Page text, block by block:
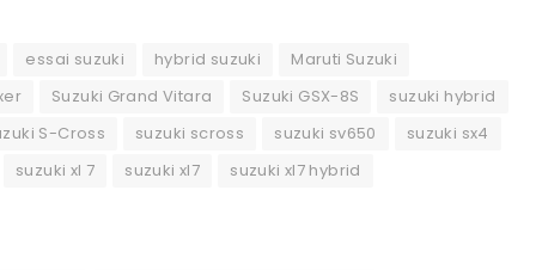
essai suzuki hybrid suzuki
Maruti Suzuki
Suzuki Grand Vitara Suzuki GSX-8S
suzuki hybrid
S-Cross
suzuki scross suzuki sv650
suzuki sx4
suzuki xl 7
suzuki xl7 suzuki xl7 hybrid